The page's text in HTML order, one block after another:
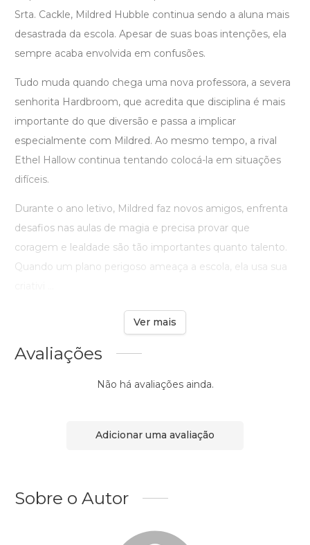
Srta. Cackle, Mildred Hubble continua sendo a aluna mais
desastrada da escola. Apesar de suas boas intenções, ela
sempre acaba envolvida em confusões.
Tudo muda quando chega uma nova professora, a severa
senhorita Hardbroom, que acredita que disciplina é mais
importante do que diversão e passa a implicar
especialmente com Mildred. Ao mesmo tempo, a rival
Ethel Hallow continua tentando colocá-la em situações
difíceis.
Durante o ano letivo, Mildred faz novos amigos, enfrenta
desafios nas aulas de magia e precisa provar que
coragem e lealdade são tão importantes quanto talento.
Quando um plano perigoso ameaça a escola, ela usa sua
Ver mais
Avaliações
Não há avaliações ainda.
Adicionar uma avaliação
Sobre o Autor